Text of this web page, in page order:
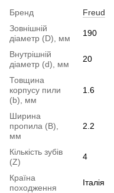
Бренд
Freud
Зовнішній
діаметр (D), мм
190
Внутрішній
діаметр (d), мм
20
Товщина
корпусу пили
(b), мм
1.6
Ширина
пропила (B),
мм
2.2
Кількість зубів
(Z)
4
Країна
походження
Італія